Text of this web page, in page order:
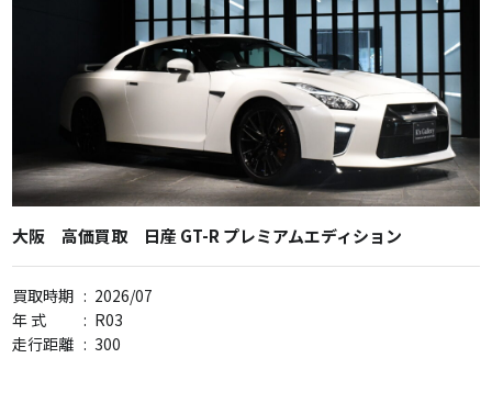
大阪 高価買取 日産 GT-R プレミアムエディション
買取時期 : 2026/07
年 式
: R03
走行距離 : 300